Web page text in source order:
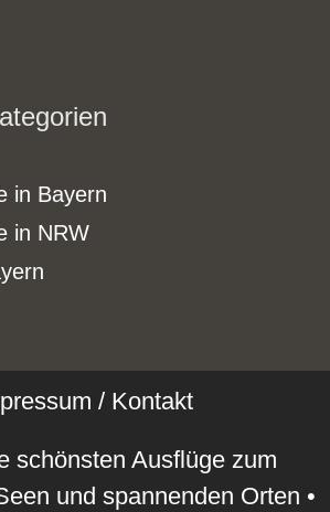
in Bayern
in NRW
/ Kontakt
schönsten Ausflüge zum
und spannenden Orten •